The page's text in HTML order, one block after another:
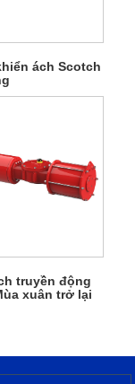
ách Scotch
truyền động
xuân trở lại